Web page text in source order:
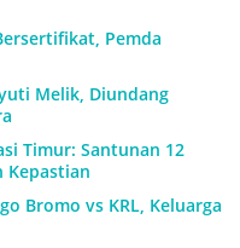
Pemda
Melik, Diundang
Timur: Santunan 12
Kepastian
Bromo vs KRL, Keluarga